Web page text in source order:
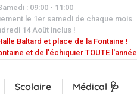
: 09:00 - 11:00
le 1er samedi de chaque mois.
14 Août inclus !
Baltard et place de la Fontaine !
et de l'échiquier TOUTE l'année
Scolaire Médical 🩺